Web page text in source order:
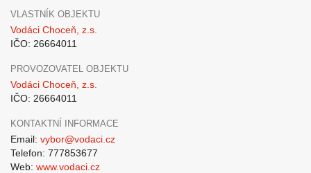
VLASTNÍK OBJEKTU
Vodáci Choceň, z.s.
IČO: 26664011
PROVOZOVATEL OBJEKTU
Vodáci Choceň, z.s.
IČO: 26664011
KONTAKTNÍ INFORMACE
Email: vybor@vodaci.cz
Telefon: 777853677
Web: www.vodaci.cz